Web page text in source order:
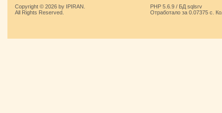
Copyright © 2026 by IPIRAN.
All Rights Reserved.
PHP 5.6.9 / БД sqlsrv
Отработало за 0.07375 с.